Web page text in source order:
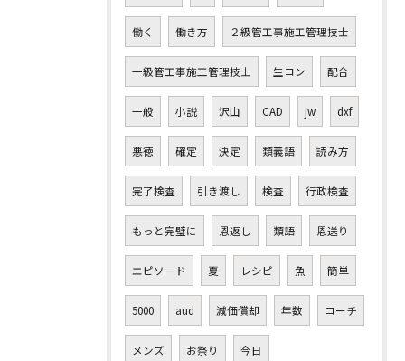
働く 働き方 ２級管工事施工管理技士
一級管工事施工管理技士 生コン 配合
一般 小説 沢山 CAD jw dxf
悪徳 確定 決定 類義語 読み方
完了検査 引き渡し 検査 行政検査
もっと完璧に 恩返し 類語 恩送り
エピソード 夏 レシピ 魚 簡単
5000 aud 減価償却 年数 コーチ
メンズ お祭り 今日